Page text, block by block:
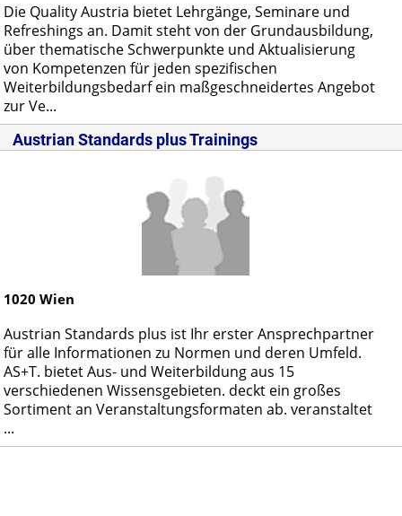
Die Quality Austria bietet Lehrgänge, Seminare und
Refreshings an. Damit steht von der Grundausbildung,
über thematische Schwerpunkte und Aktualisierung
von Kompetenzen für jeden spezifischen
Weiterbildungsbedarf ein maßgeschneidertes Angebot
zur Ve...
Austrian Standards plus Trainings
1020 Wien
Austrian Standards plus ist Ihr erster Ansprechpartner
für alle Informationen zu Normen und deren Umfeld.
AS+T. bietet Aus- und Weiterbildung aus 15
verschiedenen Wissensgebieten. deckt ein großes
Sortiment an Veranstaltungsformaten ab. veranstaltet
...